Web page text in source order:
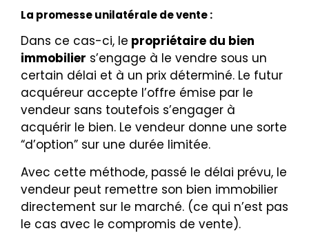
La promesse unilatérale de vente :
Dans ce cas-ci, le propriétaire du bien
immobilier s’engage à le vendre sous un
certain délai et à un prix déterminé. Le futur
acquéreur accepte l’offre émise par le
vendeur sans toutefois s’engager à
acquérir le bien. Le vendeur donne une sorte
“d’option” sur une durée limitée.
Avec cette méthode, passé le délai prévu, le
vendeur peut remettre son bien immobilier
directement sur le marché. (ce qui n’est pas
le cas avec le compromis de vente).